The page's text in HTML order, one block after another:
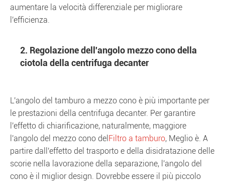
aumentare la velocità differenziale per migliorare
l'efficienza.
2. Regolazione dell'angolo mezzo cono della
ciotola della centrifuga decanter
L'angolo del tamburo a mezzo cono è più importante per
le prestazioni della centrifuga decanter. Per garantire
l'effetto di chiarificazione, naturalmente, maggiore
l'angolo del mezzo cono del Filtro a tamburo, Meglio è. A
partire dall'effetto del trasporto e della disidratazione delle
scorie nella lavorazione della separazione, l'angolo del
cono è il miglior design. Dovrebbe essere il più piccolo